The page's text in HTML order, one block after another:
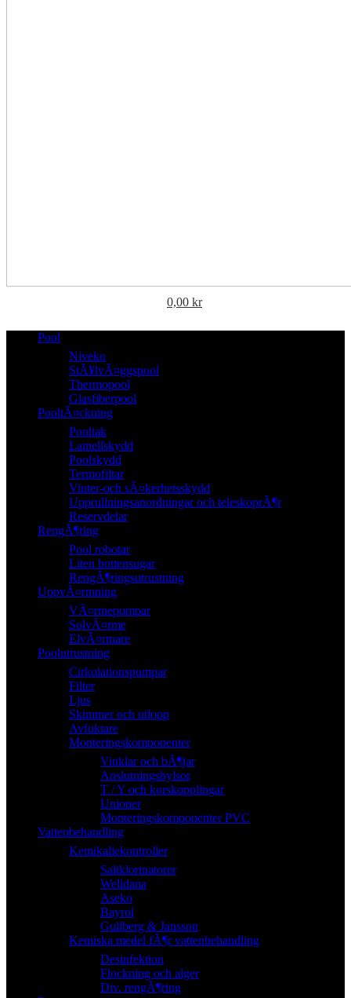
0,00 kr
Pool
Niveko
StÃ¥lvÃ¤ggspool
Thermopool
Glasfiberpool
PooltÃ¤ckning
Pooltak
Lamellskydd
Poolskydd
Termofiltar
Vinter-och sÃ¤kerhetsskydd
Upprullningsanordningar och teleskoprÃ¶r
Reservdelar
RengÃ¶ring
Pool robotar
Liten bottensugar
RengÃ¶ringsutrustning
UppvÃ¤rmning
VÃ¤rmepumpar
SolvÃ¤rme
ElvÃ¤rmare
Poolutrustning
Cirkulationspumpar
Filter
Ljus
Skimmer och utlopp
Avfuktare
Monteringskomponenter
Vinklar och bÃ¶jar
Anslutningshylsor
T / Y och korskopplingar
Unioner
Monteringskomponenter PVC
Vattenbehandling
Kemikaliekontroller
Saltklorinatorer
Welldana
Aseko
Bayrol
Gullberg & Jansson
Kemiska medel fÃ¶r vattenbehandling
Desinfektion
Flockning och alger
Div. rengÃ¶ring